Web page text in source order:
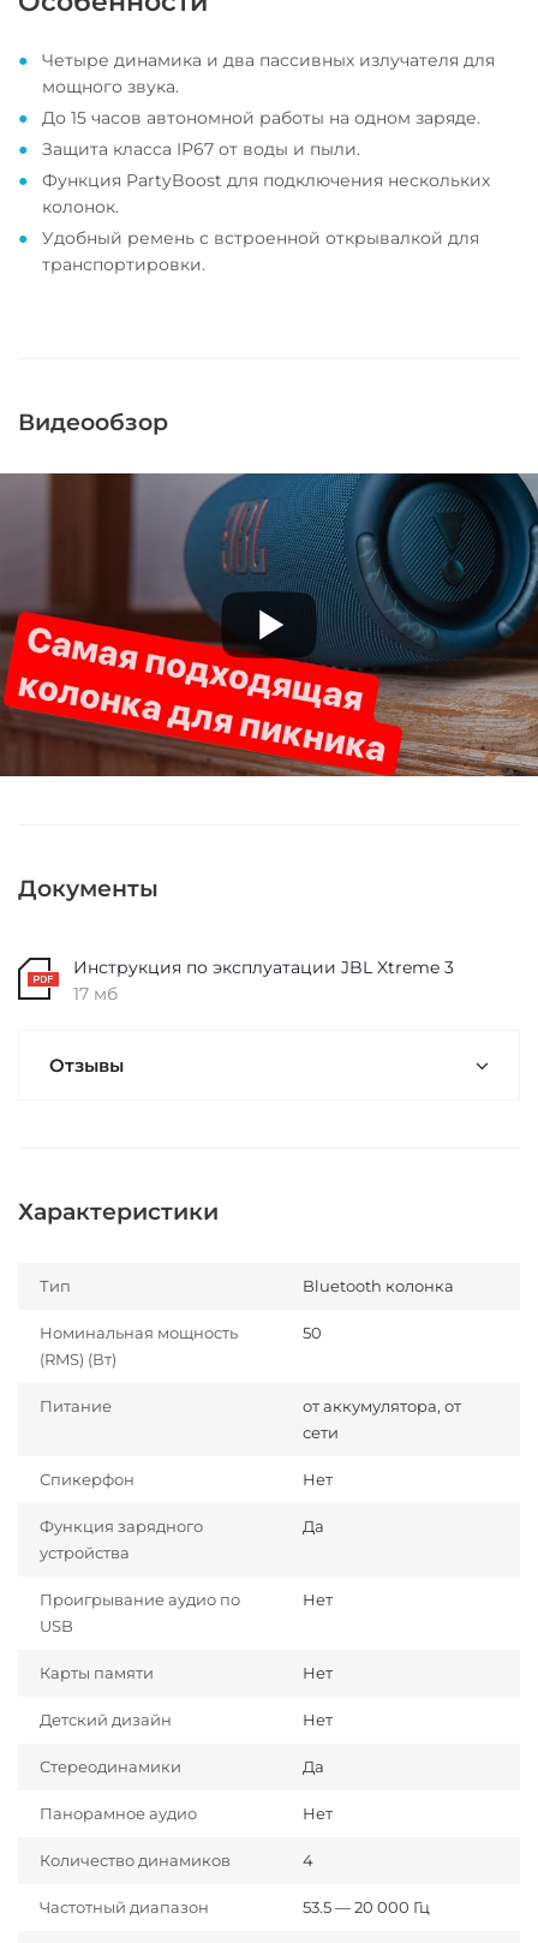
Четыре динамика и два пассивных излучателя для
мощного звука.
До 15 часов автономной работы на одном заряде.
Защита класса IP67 от воды и пыли.
Функция PartyBoost для подключения нескольких
колонок.
Удобный ремень с встроенной открывалкой для
транспортировки.
Видеообзор
Документы
Инструкция по эксплуатации JBL Xtreme 3
17 мб
Отзывы
Характеристики
Тип Bluetooth колонка
Номинальная мощность
(RMS) (Вт)
50
Питание
от аккумулятора, от
сети
Спикерфон Нет
Функция зарядного
устройства
Да
Проигрывание аудио по
USB
Нет
Карты памяти Нет
Детский дизайн Нет
Стереодинамики Да
Панорамное аудио Нет
Количество динамиков 4
Частотный диапазон 53.5 — 20 000 Гц